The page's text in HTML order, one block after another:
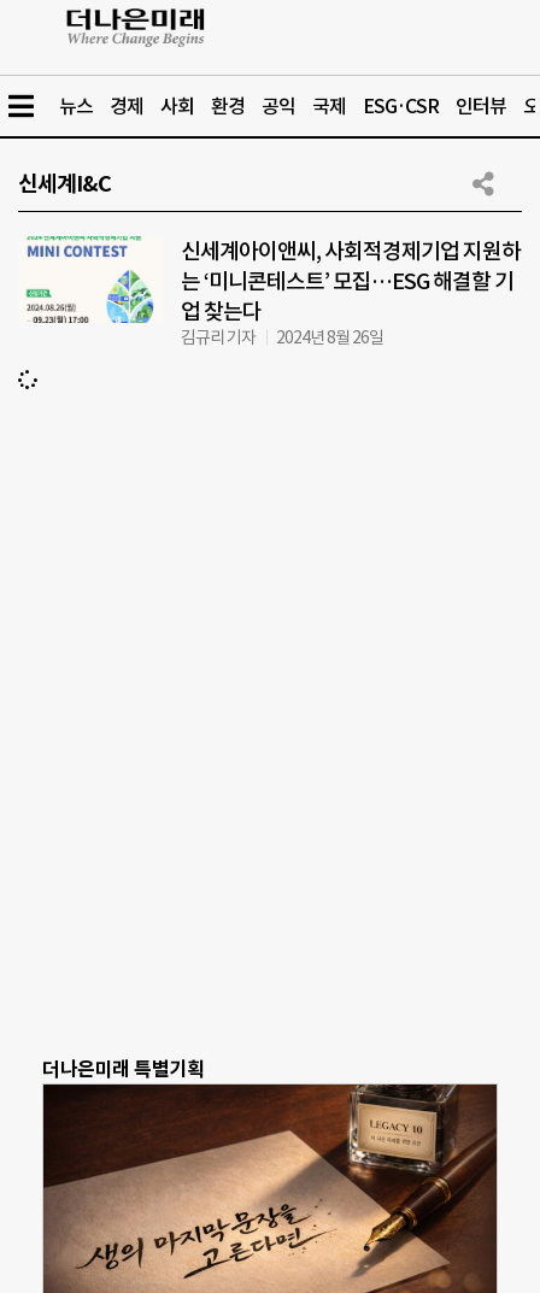
뉴스 경제 사회 환경 공익 국제 ESG·CSR 인터뷰
신세계I&C
신세계아이앤씨, 사회적경제기업 지원하
는 ‘미니콘테스트’ 모집…ESG 해결할 기
업 찾는다
김규리 기자 2024년 8월 26일
더나은미래 특별기획